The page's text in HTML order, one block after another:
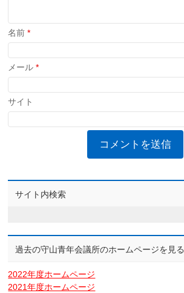
名前*
メール*
サイト
サイト内検索
過去の守山青年会議所のホームページを見る
2022年度ホームページ
2021年度ホームページ